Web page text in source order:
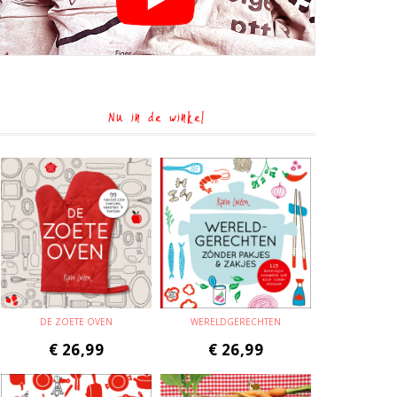
Nu in de winkel
DE ZOETE OVEN
€ 26,99
WERELDGERECHTEN
€ 26,99